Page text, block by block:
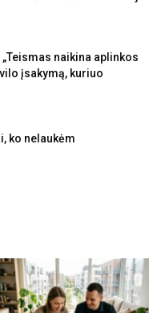
naikina aplinkos
įsakymą, kuriuo
ko nelaukėm